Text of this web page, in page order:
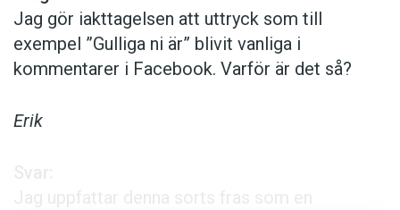
Krönikor
Språkfrågor
Bokrecensioner
Jag gör iakttagelsen att uttryck som till
exempel ”Gulliga ni är” blivit vanliga i
kommentarer i Facebook. Varför är det så?
Erik